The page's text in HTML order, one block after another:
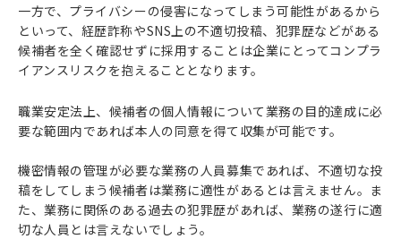
一方で、プライバシーの侵害になってしまう可能性があるから
といって、経歴詐称やSNS上の不適切投稿、犯罪歴などがある
候補者を全く確認せずに採用することは企業にとってコンプラ
イアンスリスクを抱えることとなります。
職業安定法上、候補者の個人情報について業務の目的達成に必
要な範囲内であれば本人の同意を得て収集が可能です。
機密情報の管理が必要な業務の人員募集であれば、不適切な投
稿をしてしまう候補者は業務に適性があるとは言えません。ま
た、業務に関係のある過去の犯罪歴があれば、業務の遂行に適
切な人員とは言えないでしょう。